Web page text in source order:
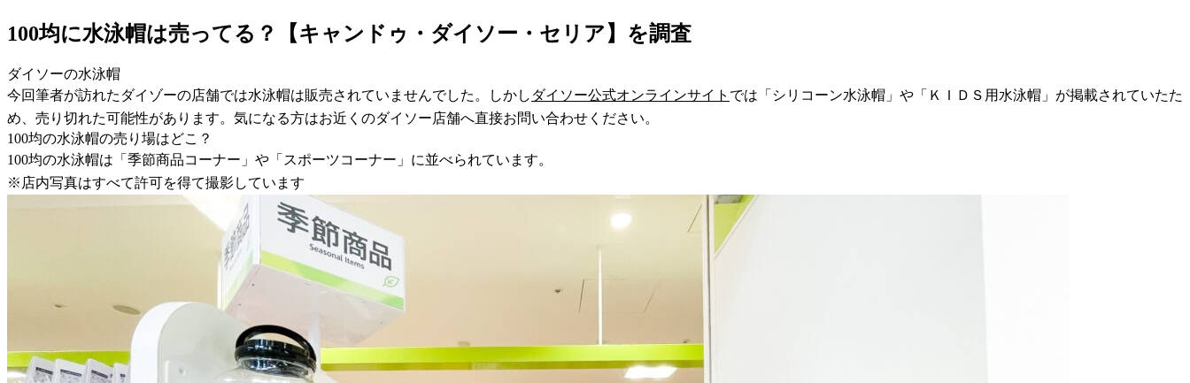
100均に水泳帽は売ってる？【キャンドゥ・ダイソー・セリア】を調査
ダイソーの水泳帽
今回筆者が訪れたダイゾーの店舗では水泳帽は販売されていませんでした。しかし ダイソー公式オンラインサイト では「シリコーン水泳帽」や「ＫＩＤＳ用水泳帽」が掲載されていたた
め、売り切れた可能性があります。気になる方はお近くのダイソー店舗へ直接お問い合わせください。
100均の水泳帽の売り場はどこ？
100均の水泳帽は「季節商品コーナー」や「スポーツコーナー」に並べられています。
※店内写真はすべて許可を得て撮影しています